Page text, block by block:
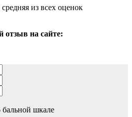
из всех оценок
отзыв на сайте:
шкале